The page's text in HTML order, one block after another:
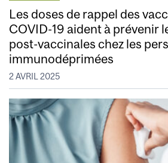
Les doses de rappel des
COVID-19 aident à prévenir
post-vaccinales chez les
immunodéprimées
2 AVRIL 2025